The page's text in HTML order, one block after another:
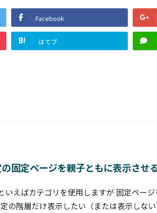
Facebook
B! はてブ
固定ページを親子ともに表示させ
えばカテゴリを使用しますが 固定ペー
の階層だけ表示したい（または表示しな